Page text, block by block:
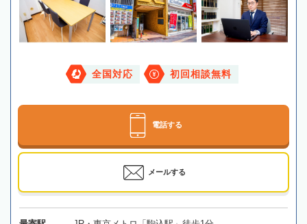
全国対応 初回相談無料
電話する
メールする